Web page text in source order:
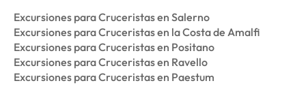
Excursiones para Cruceristas en Salerno
Excursiones para Cruceristas en la Costa de Amalfi
Excursiones para Cruceristas en Positano
Excursiones para Cruceristas en Ravello
Excursiones para Cruceristas en Paestum